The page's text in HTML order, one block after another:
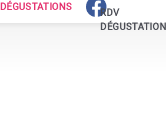
DÉGUSTATIONS
RDV